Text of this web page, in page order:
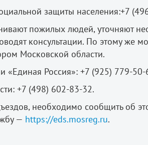
защиты населения:+7
пожилых людей, уточняют
консультации. По этому же
Московской области.
«Единая Россия»: +7 (925) 779-50-
+7 (498) 602-83-32.
необходимо сообщить об
— https://eds.mosreg.ru.